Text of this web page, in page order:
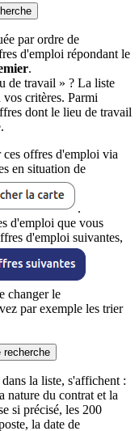
par ordre de
d'emploi répondant le
.
de travail » ? La liste
critères. Parmi
dont le lieu de travail
offres d'emploi via
en situation de
.
d'emploi que vous
d'emploi suivantes,
changer le
par exemple les trier
recherche
la liste, s'affichent :
nature du contrat et la
si précisé, les 200
la date de